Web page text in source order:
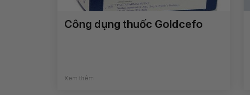
Công dụng thuốc Goldcefo
Xem thêm